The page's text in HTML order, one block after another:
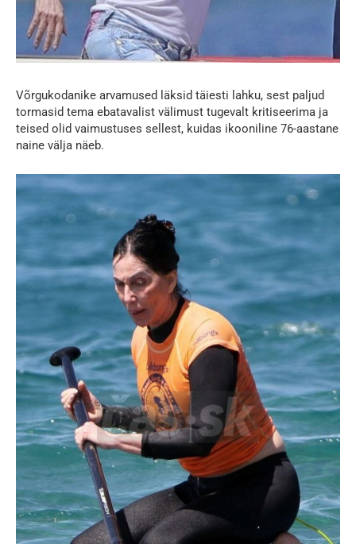
Võrgukodanike arvamused läksid täiesti lahku, sest paljud
tormasid tema ebatavalist välimust tugevalt kritiseerima ja
teised olid vaimustuses sellest, kuidas ikooniline 76-aastane
naine välja näeb.